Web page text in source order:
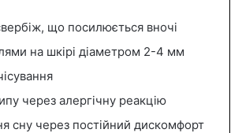
що посилюється вночі
на шкірі діаметром 2-4 мм
через алергічну реакцію
сну через постійний дискомфорт